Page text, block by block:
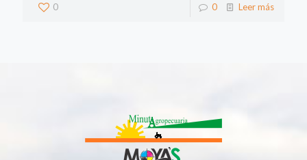
0 0 Leer más